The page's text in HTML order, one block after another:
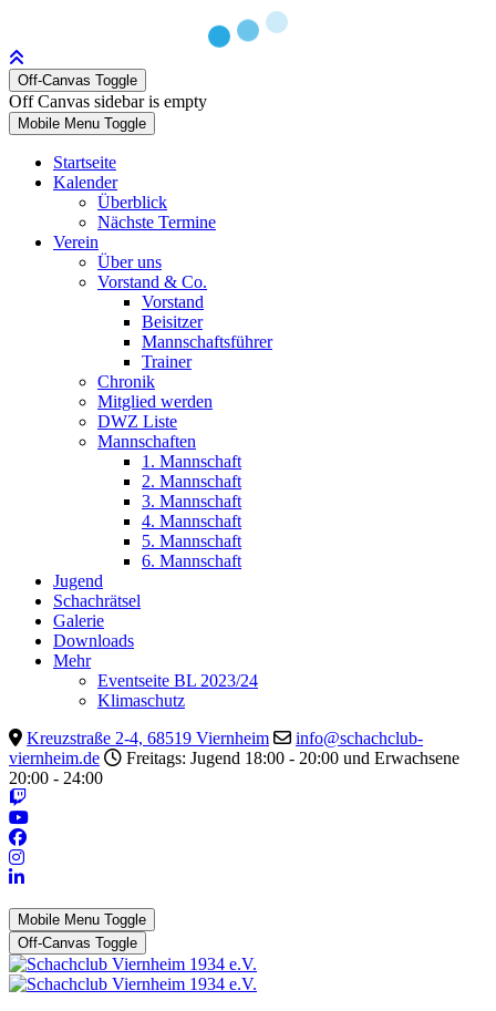
Off-Canvas Toggle
Off Canvas sidebar is empty
Mobile Menu Toggle
Startseite
Kalender
Überblick
Nächste Termine
Verein
Über uns
Vorstand & Co.
Vorstand
Beisitzer
Mannschaftsführer
Trainer
Chronik
Mitglied werden
DWZ Liste
Mannschaften
1. Mannschaft
2. Mannschaft
3. Mannschaft
4. Mannschaft
5. Mannschaft
6. Mannschaft
Jugend
Schachrätsel
Galerie
Downloads
Mehr
Eventseite BL 2023/24
Klimaschutz
Kreuzstraße 2-4, 68519 Viernheim
info@schachclub-
viernheim.de
Freitags: Jugend 18:00 - 20:00 und Erwachsene
20:00 - 24:00
Mobile Menu Toggle
Off-Canvas Toggle